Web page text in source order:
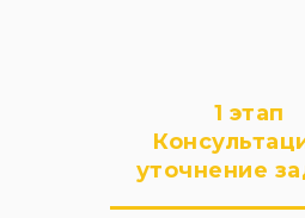
1 этап
уточнение